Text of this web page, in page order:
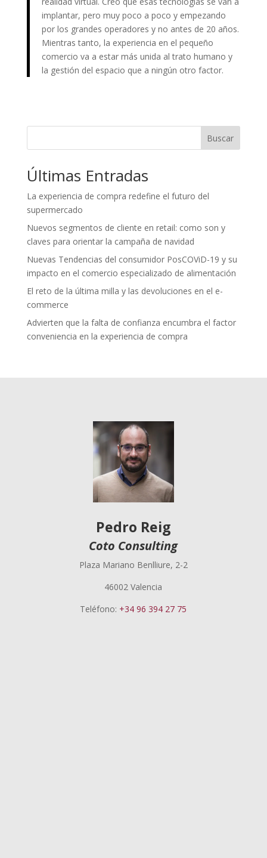
implantar, pero muy poco a poco y empezando
por los grandes operadores y no antes de 20 años.
Mientras tanto, la experiencia en el pequeño
comercio va a estar más unida al trato humano y
la gestión del espacio que a ningún otro factor.
Buscar
Últimas Entradas
La experiencia de compra redefine el futuro del
supermercado
Nuevos segmentos de cliente en retail: como son y
claves para orientar la campaña de navidad
Nuevas Tendencias del consumidor PosCOViD-19 y su
impacto en el comercio especializado de alimentación
El reto de la última milla y las devoluciones en el e-
commerce
Advierten que la falta de confianza encumbra el factor
conveniencia en la experiencia de compra
Pedro Reig
Coto Consulting
Plaza Mariano Benlliure, 2-2
46002 Valencia
Teléfono: +34 96 394 27 75